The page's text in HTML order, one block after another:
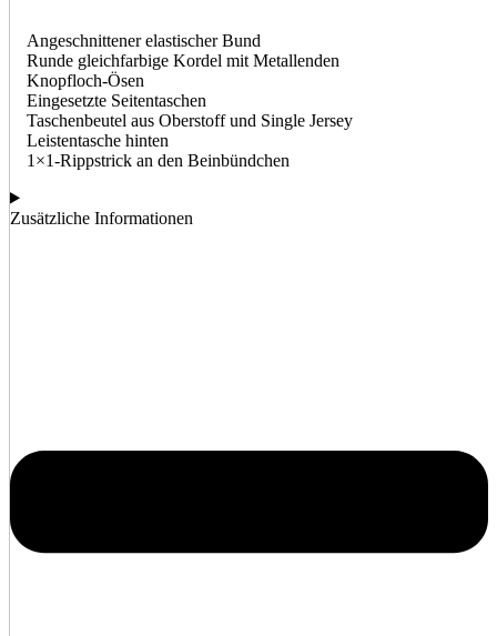
Angeschnittener elastischer Bund
Runde gleichfarbige Kordel mit Metallenden
Knopfloch-Ösen
Eingesetzte Seitentaschen
Taschenbeutel aus Oberstoff und Single Jersey
Leistentasche hinten
1×1-Rippstrick an den Beinbündchen
Zusätzliche Informationen